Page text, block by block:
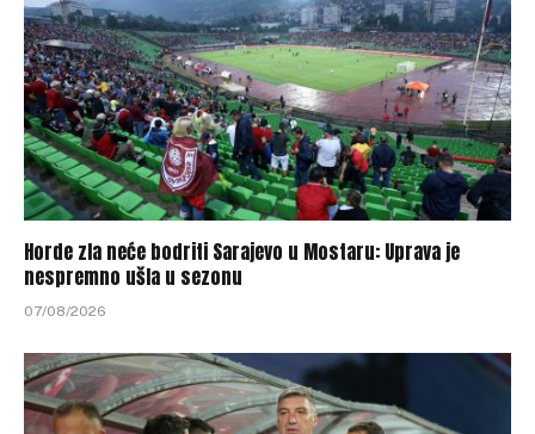
Horde zla neće bodriti Sarajevo u Mostaru: Uprava je
nespremno ušla u sezonu
07/08/2026